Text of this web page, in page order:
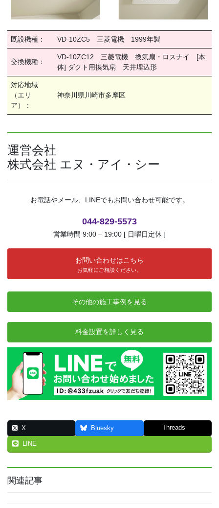
既設機種： VD-10ZC5 三菱電機 1999年製
交換機種：
VD-10ZC12 三菱電機 換気扇・ロスナイ [本
体] ダクト用換気扇 天井埋込形
対応地域
（エリ
ア）：
神奈川県川崎市多摩区
運営会社
株式会社 エヌ・アイ・シー
お電話やメール、LINEでもお問い合わせ可能です。
044-829-5573
営業時間 9:00 – 19:00 [ 日曜日定休 ]
お問い合わせはこちら
お気軽にご相談ください。
その他の施工事例を見る
料金設置を詳しく見る
X Bluesky Threads
LINE
関連記事